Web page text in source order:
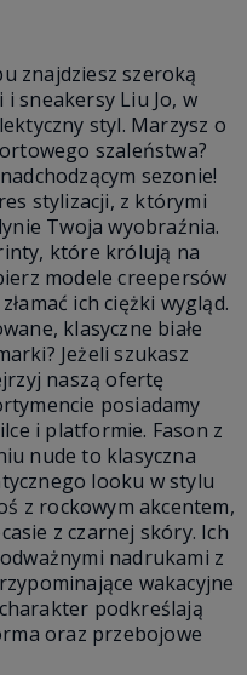
znajdziesz szeroką
sneakersy Liu Jo, w
styl. Marzysz o
szaleństwa?
sezonie!
stylizacji, z którymi
Twoja wyobraźnia.
które królują na
modele creepersów
ich ciężki wygląd.
klasyczne białe
Jeżeli szukasz
naszą ofertę
posiadamy
i platformie. Fason z
nude to klasyczna
looku w stylu
z rockowym akcentem,
z czarnej skóry. Ich
nadrukami z
wakacyjne
podkreślają
oraz przebojowe